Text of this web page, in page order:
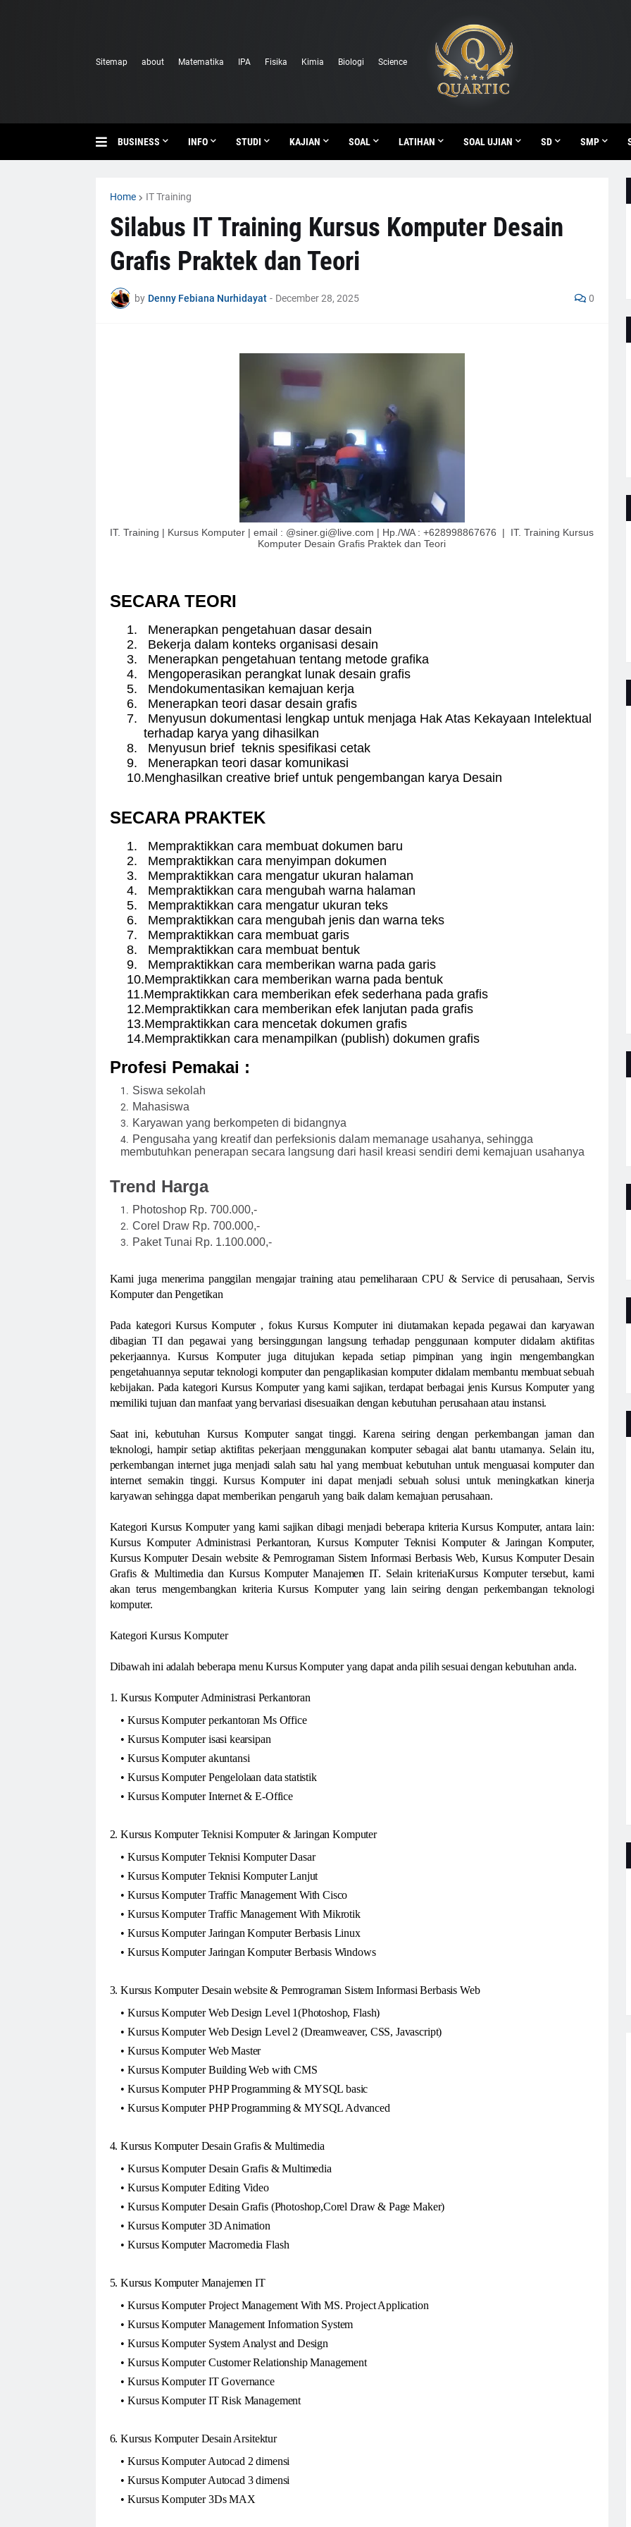
Sitemap about Matematika IPA Fisika Kimia Biologi Science
BUSINESS INFO STUDI KAJIAN SOAL LATIHAN SOAL UJIAN SD SMP
Home IT Training
Silabus IT Training Kursus Komputer Desain
Grafis Praktek dan Teori
by Denny Febiana Nurhidayat - December 28, 2025 0
IT. Training | Kursus Komputer | email : @siner.gi@live.com | Hp./WA : +628998867676 | IT. Training Kursus
Komputer Desain Grafis Praktek dan Teori
SECARA TEORI
1.
Menerapkan pengetahuan dasar desain
2.
Bekerja dalam konteks organisasi desain
3.
Menerapkan pengetahuan tentang metode grafika
4.
Mengoperasikan perangkat lunak desain grafis
5.
Mendokumentasikan kemajuan kerja
6.
Menerapkan teori dasar desain grafis
7.
Menyusun dokumentasi lengkap untuk menjaga Hak Atas Kekayaan Intelektual
terhadap karya yang dihasilkan
8.
Menyusun brief teknis spesifikasi cetak
9.
Menerapkan teori dasar komunikasi
10.Menghasilkan creative brief untuk pengembangan karya Desain
SECARA PRAKTEK
1.
Mempraktikkan cara membuat dokumen baru
2.
Mempraktikkan cara menyimpan dokumen
3.
Mempraktikkan cara mengatur ukuran halaman
4.
Mempraktikkan cara mengubah warna halaman
5.
Mempraktikkan cara mengatur ukuran teks
6.
Mempraktikkan cara mengubah jenis dan warna teks
7.
Mempraktikkan cara membuat garis
8.
Mempraktikkan cara membuat bentuk
9.
Mempraktikkan cara memberikan warna pada garis
10.Mempraktikkan cara memberikan warna pada bentuk
11.Mempraktikkan cara memberikan efek sederhana pada grafis
12.Mempraktikkan cara memberikan efek lanjutan pada grafis
13.Mempraktikkan cara mencetak dokumen grafis
14.Mempraktikkan cara menampilkan (publish) dokumen grafis
Profesi Pemakai :
Siswa sekolah
Mahasiswa
Karyawan yang berkompeten di bidangnya
Pengusaha yang kreatif dan perfeksionis dalam memanage usahanya, sehingga
membutuhkan penerapan secara langsung dari hasil kreasi sendiri demi kemajuan usahanya
Trend Harga
Photoshop Rp. 700.000,-
Corel Draw Rp. 700.000,-
Paket Tunai Rp. 1.100.000,-
Kami juga menerima panggilan mengajar training atau pemeliharaan CPU & Service di perusahaan, Servis
Komputer dan Pengetikan
Pada kategori Kursus Komputer , fokus Kursus Komputer ini diutamakan kepada pegawai dan karyawan
dibagian TI dan pegawai yang bersinggungan langsung terhadap penggunaan komputer didalam aktifitas
pekerjaannya. Kursus Komputer juga ditujukan kepada setiap pimpinan yang ingin mengembangkan
pengetahuannya seputar teknologi komputer dan pengaplikasian komputer didalam membantu membuat sebuah
kebijakan. Pada kategori Kursus Komputer yang kami sajikan, terdapat berbagai jenis Kursus Komputer yang
memiliki tujuan dan manfaat yang bervariasi disesuaikan dengan kebutuhan perusahaan atau instansi.
Saat ini, kebutuhan Kursus Komputer sangat tinggi. Karena seiring dengan perkembangan jaman dan
teknologi, hampir setiap aktifitas pekerjaan menggunakan komputer sebagai alat bantu utamanya. Selain itu,
perkembangan internet juga menjadi salah satu hal yang membuat kebutuhan untuk menguasai komputer dan
internet semakin tinggi. Kursus Komputer ini dapat menjadi sebuah solusi untuk meningkatkan kinerja
karyawan sehingga dapat memberikan pengaruh yang baik dalam kemajuan perusahaan.
Kategori Kursus Komputer yang kami sajikan dibagi menjadi beberapa kriteria Kursus Komputer, antara lain:
Kursus Komputer Administrasi Perkantoran, Kursus Komputer Teknisi Komputer & Jaringan Komputer,
Kursus Komputer Desain website & Pemrograman Sistem Informasi Berbasis Web, Kursus Komputer Desain
Grafis & Multimedia dan Kursus Komputer Manajemen IT. Selain kriteriaKursus Komputer tersebut, kami
akan terus mengembangkan kriteria Kursus Komputer yang lain seiring dengan perkembangan teknologi
komputer.
Kategori Kursus Komputer
Dibawah ini adalah beberapa menu Kursus Komputer yang dapat anda pilih sesuai dengan kebutuhan anda.
1. Kursus Komputer Administrasi Perkantoran
Kursus Komputer perkantoran Ms Office
Kursus Komputer isasi kearsipan
Kursus Komputer akuntansi
Kursus Komputer Pengelolaan data statistik
Kursus Komputer Internet & E-Office
2. Kursus Komputer Teknisi Komputer & Jaringan Komputer
Kursus Komputer Teknisi Komputer Dasar
Kursus Komputer Teknisi Komputer Lanjut
Kursus Komputer Traffic Management With Cisco
Kursus Komputer Traffic Management With Mikrotik
Kursus Komputer Jaringan Komputer Berbasis Linux
Kursus Komputer Jaringan Komputer Berbasis Windows
3. Kursus Komputer Desain website & Pemrograman Sistem Informasi Berbasis Web
Kursus Komputer Web Design Level 1(Photoshop, Flash)
Kursus Komputer Web Design Level 2 (Dreamweaver, CSS, Javascript)
Kursus Komputer Web Master
Kursus Komputer Building Web with CMS
Kursus Komputer PHP Programming & MYSQL basic
Kursus Komputer PHP Programming & MYSQL Advanced
4. Kursus Komputer Desain Grafis & Multimedia
Kursus Komputer Desain Grafis & Multimedia
Kursus Komputer Editing Video
Kursus Komputer Desain Grafis (Photoshop,Corel Draw & Page Maker)
Kursus Komputer 3D Animation
Kursus Komputer Macromedia Flash
5. Kursus Komputer Manajemen IT
Kursus Komputer Project Management With MS. Project Application
Kursus Komputer Management Information System
Kursus Komputer System Analyst and Design
Kursus Komputer Customer Relationship Management
Kursus Komputer IT Governance
Kursus Komputer IT Risk Management
6. Kursus Komputer Desain Arsitektur
Kursus Komputer Autocad 2 dimensi
Kursus Komputer Autocad 3 dimensi
Kursus Komputer 3Ds MAX